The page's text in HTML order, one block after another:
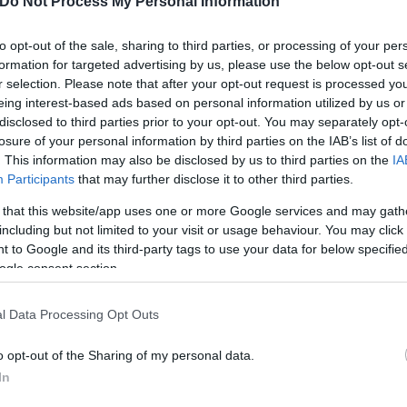
opt-out of the sale, sharing to third parties, or processing of your
for targeted advertising by us, please use the below opt-out
selection. Please note that after your opt-out request is processed
interest-based ads based on personal information utilized by us
to third parties prior to your opt-out. You may separately
of your personal information by third parties on the IAB’s list of
This information may also be disclosed by us to third parties on the
Participants that may further disclose it to other third parties.
that this website/app uses one or more Google services and may
but not limited to your visit or usage behaviour. You may
to Google and its third-party tags to use your data for below
consent section.
Data Processing Opt Outs
opt-out of the Sharing of my personal data.
με έμφαση ότι είναι «υποχρέωση της
«Τέτοιου είδους ενέργειες είναι απολύτως
πολιτεία. Η Πολιτεία οφείλει να διασφαλίζει
των λειτουργών της Δικαιοσύνης, ώστε να
και κατά συνείδηση. Η Ένωση Εισαγγελέων
και να συμβάλουν στη διαφύλαξη του
κράτους δικαίου και βασική εγγύηση των
Flash.grστην αναζήτηση τηςGoogle